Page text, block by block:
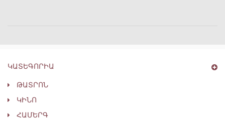
ԿԱՏԵԳՈՐԻԱ
ԹԱՏՐՈՆ
ԿԻՆՈ
ՀԱՄԵՐԳ